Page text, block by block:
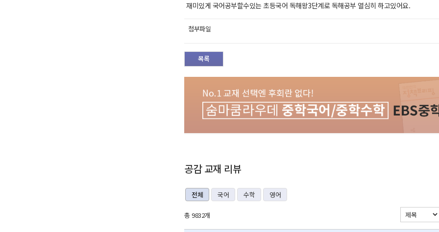
재미있게 국어공부할수있는 초등국어 독해왕3단계로 독해공부 열심히 하고있어요.
첨부파일
목록
공감 교재 리뷰
전체 국어 수학 영어
총 9832개